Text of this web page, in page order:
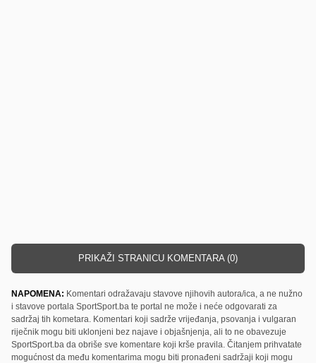
PRIKAŽI STRANICU KOMENTARA (0)
NAPOMENA: Komentari odražavaju stavove njihovih autora/ica, a ne nužno
i stavove portala SportSport.ba te portal ne može i neće odgovarati za
sadržaj tih kometara. Komentari koji sadrže vrijeđanja, psovanja i vulgaran
riječnik mogu biti uklonjeni bez najave i objašnjenja, ali to ne obavezuje
SportSport.ba da obriše sve komentare koji krše pravila. Čitanjem prihvatate
mogućnost da među komentarima mogu biti pronađeni sadržaji koji mogu